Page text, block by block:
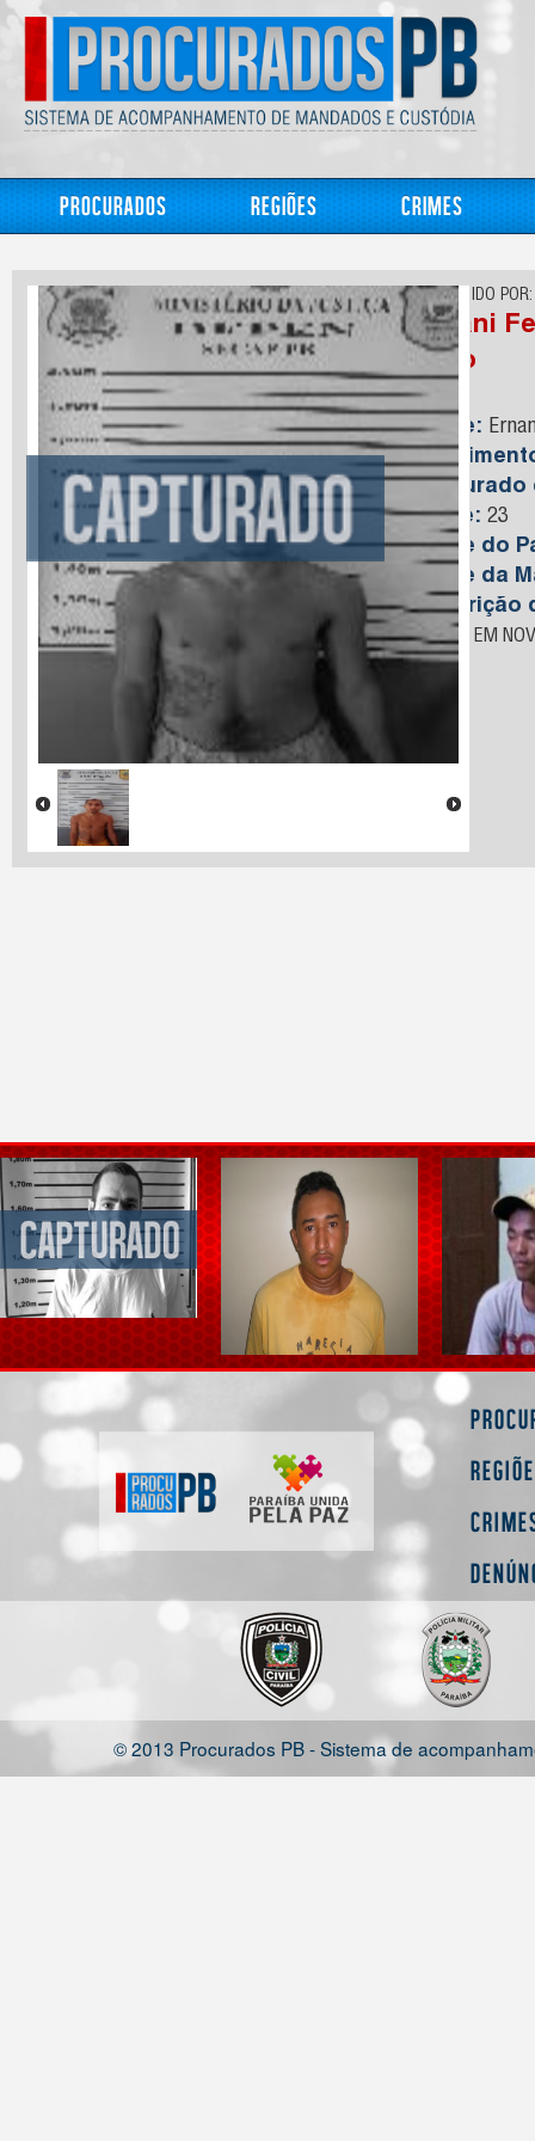
Procurados Regiões Crimes
CONHECIDO POR:
Ernani
Neto
Nome:
Capturado
Idade: 23
Nome do
Nome da
Descrição
PRESO EM
© 2013 Procurados PB - Sistema de